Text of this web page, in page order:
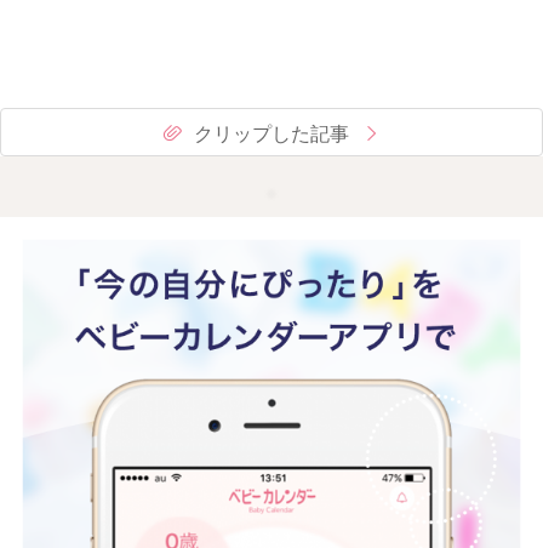
クリップした記事